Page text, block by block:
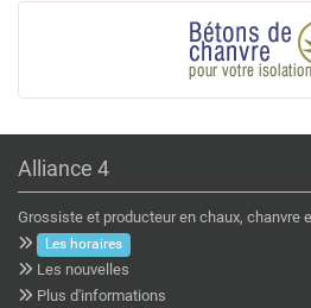
Alliance 4
Grossiste et producteur en chaux, chanvre
Les horaires
Les nouvelles
Plus d'informations